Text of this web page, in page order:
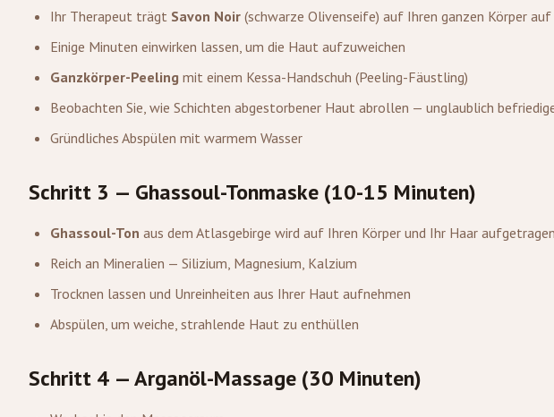
Ihr Therapeut trägt Savon Noir (schwarze Olivenseife) auf Ihren ganzen Körper auf
Einige Minuten einwirken lassen, um die Haut aufzuweichen
Ganzkörper-Peeling mit einem Kessa-Handschuh (Peeling-Fäustling)
Beobachten Sie, wie Schichten abgestorbener Haut abrollen — unglaublich
Gründliches Abspülen mit warmem Wasser
Schritt 3 — Ghassoul-Tonmaske (10-15 Minuten)
Ghassoul-Ton aus dem Atlasgebirge wird auf Ihren Körper und Ihr Haar aufgetragen
Reich an Mineralien — Silizium, Magnesium, Kalzium
Trocknen lassen und Unreinheiten aus Ihrer Haut aufnehmen
Abspülen, um weiche, strahlende Haut zu enthüllen
Schritt 4 — Arganöl-Massage (30 Minuten)